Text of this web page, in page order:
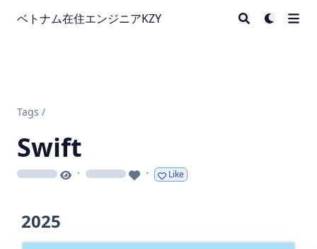
ベトナム在住エンジニアKZY
Tags /
Swift
loading · loading · Like
2025